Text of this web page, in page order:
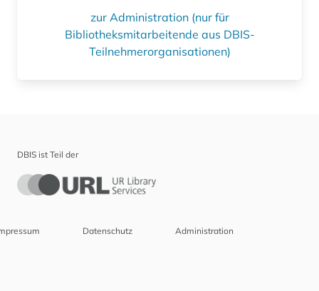
zur Administration (nur für
Bibliotheksmitarbeitende aus DBIS-
Teilnehmerorganisationen)
DBIS ist Teil der
Datenschutz Administration